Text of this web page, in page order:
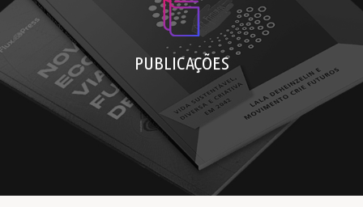
PUBLICAÇÕES
Livro Desejável Mundo Novo
Artigos